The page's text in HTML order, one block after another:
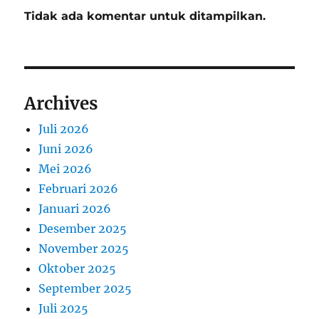
Tidak ada komentar untuk ditampilkan.
Archives
Juli 2026
Juni 2026
Mei 2026
Februari 2026
Januari 2026
Desember 2025
November 2025
Oktober 2025
September 2025
Juli 2025